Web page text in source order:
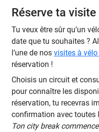
Réserve ta
Tu veux être sûr qu’un
date que tu souhaites ?
l’une de nos visites à
réservation !
Choisis un circuit et
pour connaître les
réservation, tu recevras
confirmation avec toutes
Ton city break